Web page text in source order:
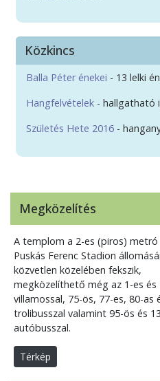
Közkincs
Balla Péter énekei - 13 lelki
Hangfelvételek - hallgatható
Születés Hete 2016 -
Megközelítés
A templom a 2-es (piros) metró
Puskás Ferenc Stadion
közvetlen közelében fekszik,
megközelíthető még az 1-es és
villamossal, 75-ös, 77-es, 80-as
trolibusszal valamint 95-ös és
autóbusszal.
Térkép